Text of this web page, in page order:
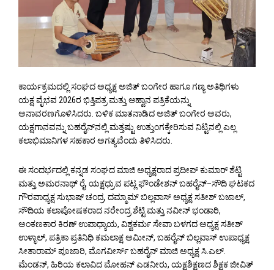
ಕಾರ್ಯಕ್ರಮದಲ್ಲಿ ಸಂಘದ ಅಧ್ಯಕ್ಷ ಅಜಿತ್ ಬಂಗೇರ ಹಾಗೂ ಗಣ್ಯ ಅತಿಥಿಗಳು
ಯಕ್ಷ ವೈಭವ 2026ರ ಭಿತ್ತಿಪತ್ರ ಮತ್ತು ಆಹ್ವಾನ ಪತ್ರಿಕೆಯನ್ನು
ಅನಾವರಣಗೊಳಿಸಿದರು. ಬಳಿಕ ಮಾತನಾಡಿದ ಅಜಿತ್ ಬಂಗೇರ ಅವರು,
ಯಕ್ಷಗಾನವನ್ನು ಬಹರೈನ್‌ನಲ್ಲಿ ಮತ್ತಷ್ಟು ಉತ್ತುಂಗಕ್ಕೇರಿಸುವ ನಿಟ್ಟಿನಲ್ಲಿ ಎಲ್ಲ
ಕಲಾಭಿಮಾನಿಗಳ ಸಹಕಾರ ಅಗತ್ಯವೆಂದು ತಿಳಿಸಿದರು.
ಈ ಸಂದರ್ಭದಲ್ಲಿ ಕನ್ನಡ ಸಂಘದ ಮಾಜಿ ಅಧ್ಯಕ್ಷರಾದ ಪ್ರದೀಪ್ ಕುಮಾರ್ ಶೆಟ್ಟಿ
ಮತ್ತು ಅಮರನಾಥ್ ರೈ, ಯಕ್ಷಧ್ರುವ ಪಟ್ಲ ಫೌಂಡೇಶನ್ ಬಹರೈನ್–ಸೌದಿ ಘಟಕದ
ಗೌರವಾಧ್ಯಕ್ಷ ಸುಭಾಷ್ ಚಂದ್ರ, ದಮ್ಮಾಮ್ ಬಿಲ್ಲವಾಸ್ ಅಧ್ಯಕ್ಷ ಸತೀಶ್ ಬಜಾಲ್,
ಸೌದಿಯ ಕಲಾಪೋಷಕರಾದ ನರೇಂದ್ರ ಶೆಟ್ಟಿ ಮತ್ತು ನವೀನ್ ಭಂಡಾರಿ,
ಅಂಕಣಕಾರ ಕಿರಣ್ ಉಪಾಧ್ಯಾಯ, ವಿಶ್ವಕರ್ಮ ಸೇವಾ ಬಳಗದ ಅಧ್ಯಕ್ಷ ಸತೀಶ್
ಉಳ್ಳಾಲ್, ಪತ್ರಿಕಾ ಪ್ರತಿನಿಧಿ ಕಮಲಾಕ್ಷ ಅಮೀನ್, ಬಹರೈನ್ ಬಿಲ್ಲವಾಸ್ ಉಪಾಧ್ಯಕ್ಷ
ಸೀತಾರಾಮ್ ಪೂಜಾರಿ, ಮೊಗವೀರ್ಸ್ ಬಹರೈನ್ ಮಾಜಿ ಅಧ್ಯಕ್ಷ ಸಿ.ಎಲ್.
ಮೆಂಡನ್, ಹಿರಿಯ ಕಲಾವಿದ ಮೋಹನ್ ಎಡನೀರು, ಯಕ್ಷಶಿಕ್ಷಣದ ಶಿಕ್ಷಕ ಜೀವಿತ್